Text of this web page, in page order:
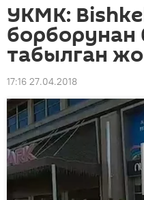
УКМК:
борборунан
табылган
17:16 27.04.2018